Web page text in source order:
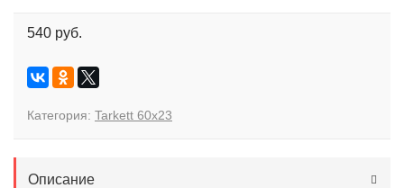
540 руб.
Категория: Tarkett 60x23
Описание